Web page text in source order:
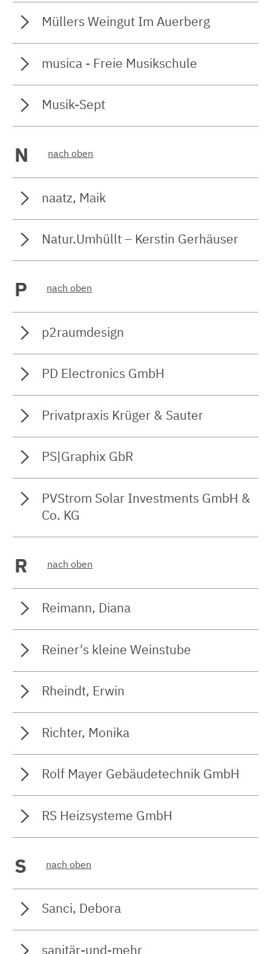
Müllers Weingut Im Auerberg
musica - Freie Musikschule
Musik-Sept
N nach oben
naatz, Maik
Natur.Umhüllt – Kerstin Gerhäuser
P nach oben
p2raumdesign
PD Electronics GmbH
Privatpraxis Krüger & Sauter
PS|Graphix GbR
PVStrom Solar Investments GmbH &
Co. KG
R nach oben
Reimann, Diana
Reiner's kleine Weinstube
Rheindt, Erwin
Richter, Monika
Rolf Mayer Gebäudetechnik GmbH
RS Heizsysteme GmbH
S nach oben
Sanci, Debora
sanitär-und-mehr